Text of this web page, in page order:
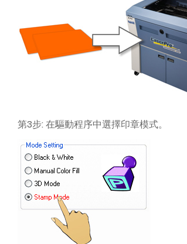
第3步: 在驅動程序中選擇印章模式。